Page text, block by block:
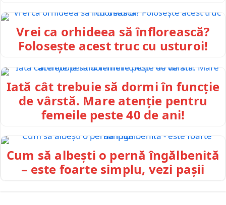
Vrei ca orhideea să înflorească?
Folosește acest truc cu usturoi!
Iată cât trebuie să dormi în funcție
de vârstă. Mare atenție pentru
femeile peste 40 de ani!
Cum să albești o pernă îngălbenită
– este foarte simplu, vezi pașii